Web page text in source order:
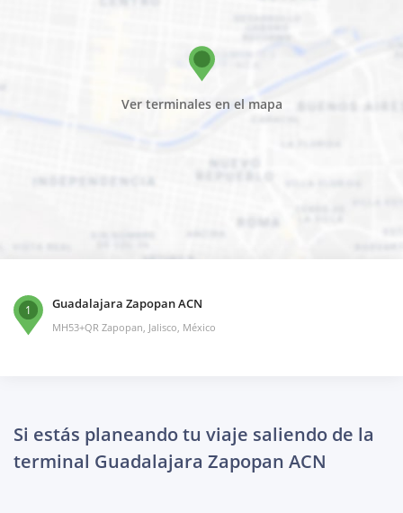
Ver terminales en el mapa
1 Guadalajara Zapopan ACN
MH53+QR Zapopan, Jalisco, México
Si estás planeando tu viaje saliendo de la
terminal Guadalajara Zapopan ACN